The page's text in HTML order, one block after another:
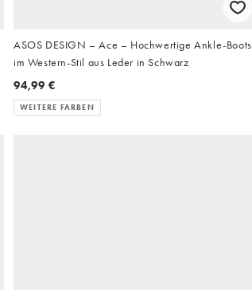
ASOS DESIGN – Ace – Hochwertige Ankle-Boots
im Western-Stil aus Leder in Schwarz
94,99 €
WEITERE FARBEN